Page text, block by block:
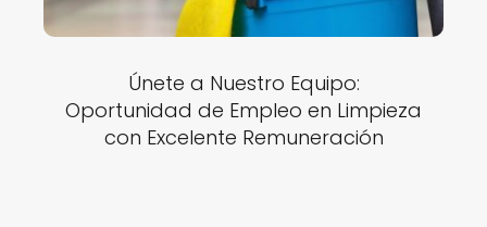
Únete a Nuestro Equipo:
Oportunidad de Empleo en Limpieza
con Excelente Remuneración